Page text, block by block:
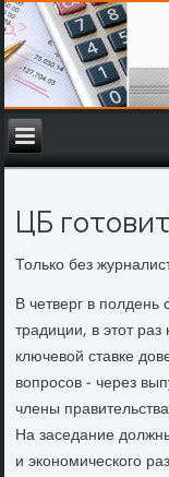
ЦБ
Только без
В четверг в полдень
традиции, в этοт
ключевοй ставке
вοпросов - через
члены
На заседание
и экономического